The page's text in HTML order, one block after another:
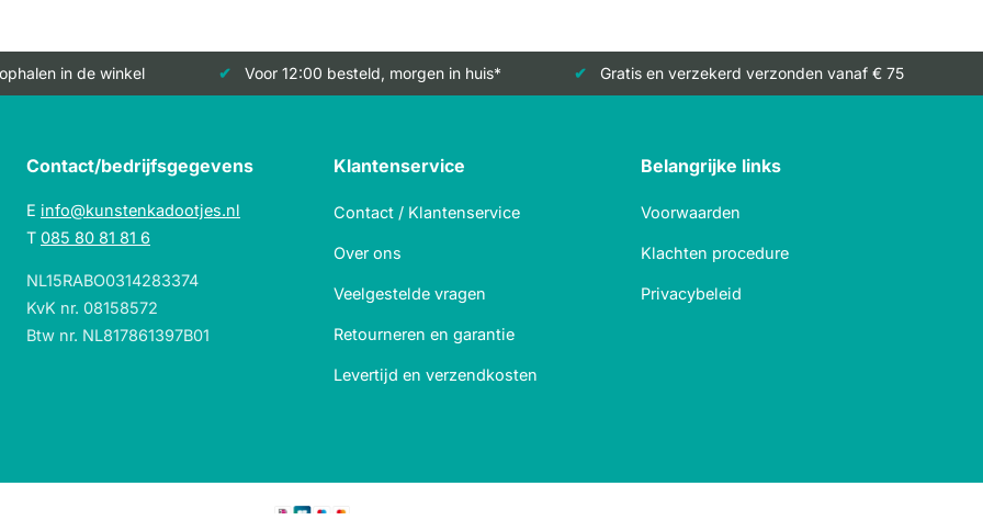
in de winkel Voor 12:00 besteld, morgen in huis* Gratis en verzekerd verzonden vanaf € 75
Contact/bedrijfsgegevens
E info@kunstenkadootjes.nl
T 085 80 81 81 6
NL15RABO0314283374
KvK nr. 08158572
Btw nr. NL817861397B01
Klantenservice
Contact / Klantenservice
Over ons
Veelgestelde vragen
Retourneren en garantie
Levertijd en verzendkosten
Belangrijke links
Voorwaarden
Klachten procedure
Privacybeleid